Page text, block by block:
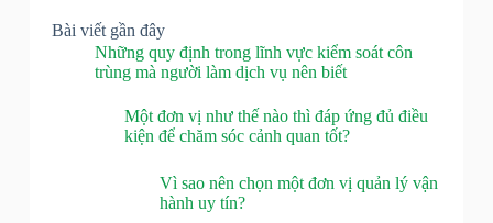
Bài viết gần đây
Những quy định trong lĩnh vực kiểm soát côn
trùng mà người làm dịch vụ nên biết
Một đơn vị như thế nào thì đáp ứng đủ điều
kiện để chăm sóc cảnh quan tốt?
Vì sao nên chọn một đơn vị quản lý vận
hành uy tín?